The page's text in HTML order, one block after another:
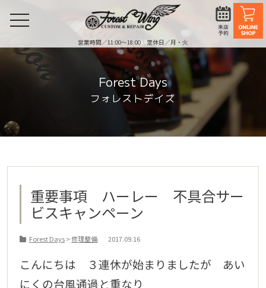
営業時間／11:00〜18:00 定休日／月・火
toggle
Forest Days
フォレストデイズ
重要事項 ハーレー 不具合サー
ビスキャンペーン
Forest Days>修理整備 2017.09.16
こんにちは ３連休が始まりましたが あい
にくの台風通過と重なり